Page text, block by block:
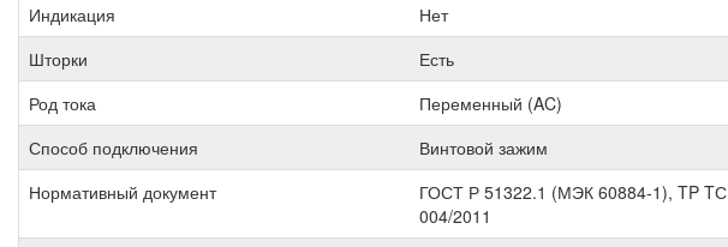
Индикация
Нет
Шторки
Есть
Род тока
Переменный (AC)
Способ подключения
Винтовой зажим
Нормативный документ
ГОСТ Р 51322.1 (МЭК 60884-1), TP TС
004/2011